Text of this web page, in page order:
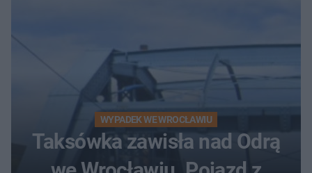
WYPADEK WE WROCŁAWIU
Taksówka zawisła nad Odrą